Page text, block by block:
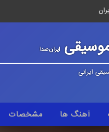
ایران‌صدا
ایرانی
آهنگ ها مشخصات